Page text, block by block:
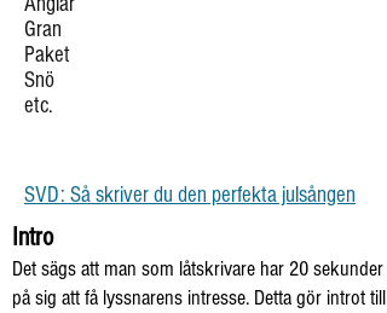
Gran
Paket
Snö
etc.
SVD: Så skriver du den perfekta julsången
Intro
Det sägs att man som låtskrivare har 20 sekunder
på sig att få lyssnarens intresse. Detta gör introt till